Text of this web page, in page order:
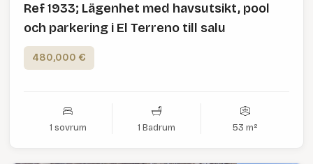
Ref 1933; Lägenhet med havsutsikt, pool
och parkering i El Terreno till salu
480,000 €
1 sovrum 1 Badrum 53 m²